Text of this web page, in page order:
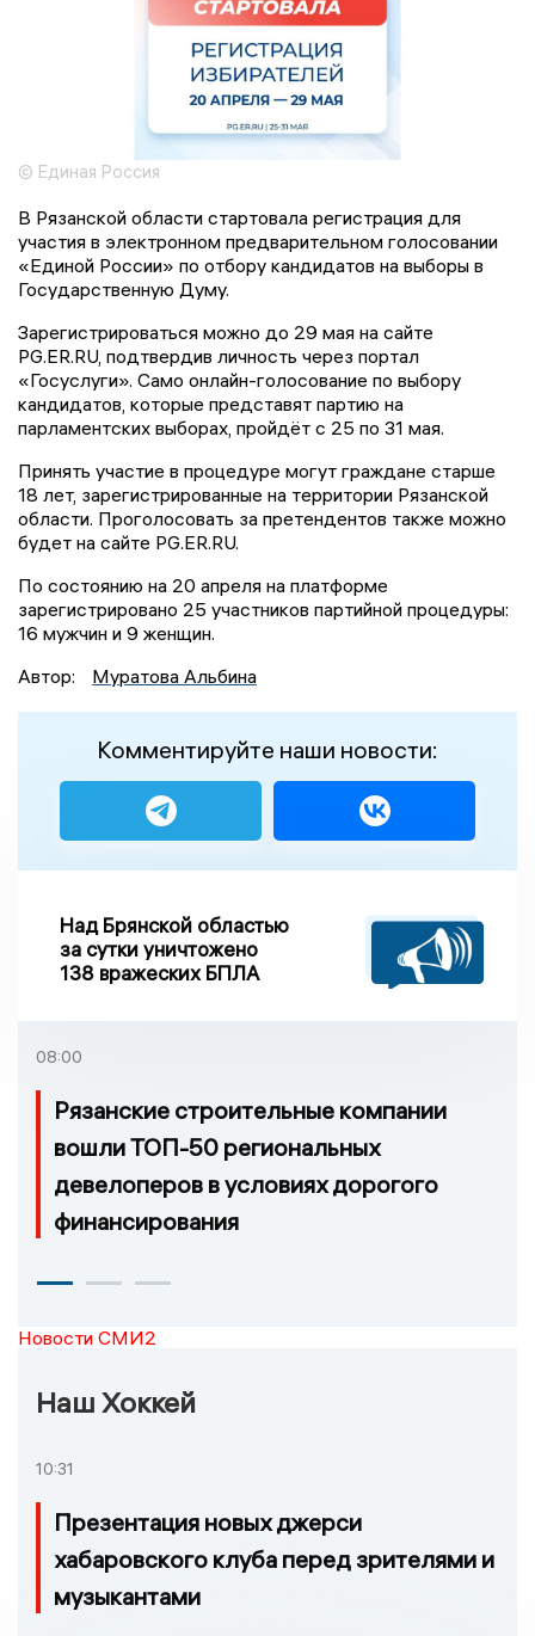
© Единая Россия
В Рязанской области стартовала регистрация для
участия в электронном предварительном голосовании
«Единой России» по отбору кандидатов на выборы в
Государственную Думу.
Зарегистрироваться можно до 29 мая на сайте
PG.ER.RU, подтвердив личность через портал
«Госуслуги». Само онлайн-голосование по выбору
кандидатов, которые представят партию на
парламентских выборах, пройдёт с 25 по 31 мая.
Принять участие в процедуре могут граждане старше
18 лет, зарегистрированные на территории Рязанской
области. Проголосовать за претендентов также можно
будет на сайте PG.ER.RU.
По состоянию на 20 апреля на платформе
зарегистрировано 25 участников партийной процедуры:
16 мужчин и 9 женщин.
Автор:
Муратова Альбина
Комментируйте наши новости:
Над Брянской областью
за сутки уничтожено
138 вражеских БПЛА
08:00
Рязанские строительные компании
вошли ТОП-50 региональных
девелоперов в условиях дорогого
финансирования
Новости СМИ2
Наш Хоккей
10:31
Презентация новых джерси
хабаровского клуба перед зрителями и
музыкантами